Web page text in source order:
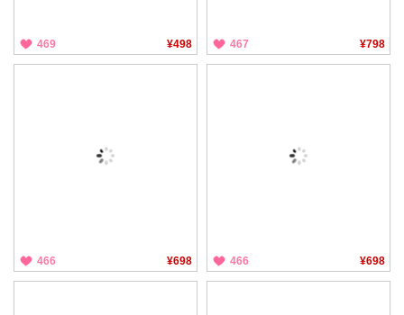
469 ¥498 467 ¥798
466 ¥698 466 ¥698